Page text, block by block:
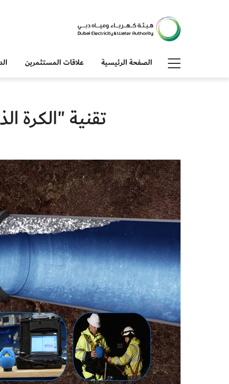
الصفحة الرئيسية علاقات المستثمرين
تقنية "الكرة الذكية" تمنع